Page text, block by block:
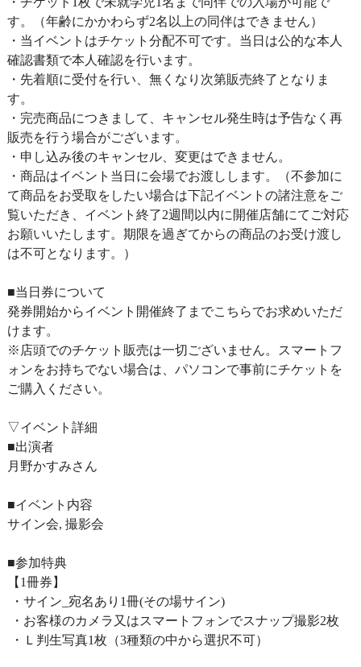
す。（年齢にかかわらず2名以上の同伴はできません）
・当イベントはチケット分配不可です。当日は公的な本人
確認書類で本人確認を行います。
・先着順に受付を行い、無くなり次第販売終了となりま
す。
・完売商品につきまして、キャンセル発生時は予告なく再
販売を行う場合がございます。
・申し込み後のキャンセル、変更はできません。
・商品はイベント当日に会場でお渡しします。（不参加に
て商品をお受取をしたい場合は下記イベントの諸注意をご
覧いただき、イベント終了2週間以内に開催店舗にてご対応
お願いいたします。期限を過ぎてからの商品のお受け渡し
は不可となります。）
■当日券について
発券開始からイベント開催終了までこちらでお求めいただ
けます。
※店頭でのチケット販売は一切ございません。スマートフ
ォンをお持ちでない場合は、パソコンで事前にチケットを
ご購入ください。
▽イベント詳細
■出演者
月野かすみさん
■イベント内容
サイン会, 撮影会
■参加特典
【1冊券】
・サイン_宛名あり1冊(その場サイン)
・お客様のカメラ又はスマートフォンでスナップ撮影2枚
・Ｌ判生写真1枚（3種類の中から選択不可）